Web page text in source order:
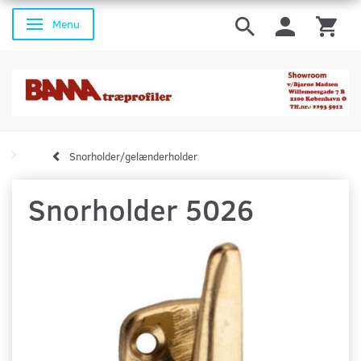
Skifte navigation
Menu
Snorholder/gelænderholder
Snorholder 5026